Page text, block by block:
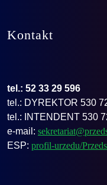
Kontakt
tel.: 52 33 29 596
tel.: DYREKTOR 530
tel.: INTENDENT 530
e-mail:
ESP: profil-urzedu/